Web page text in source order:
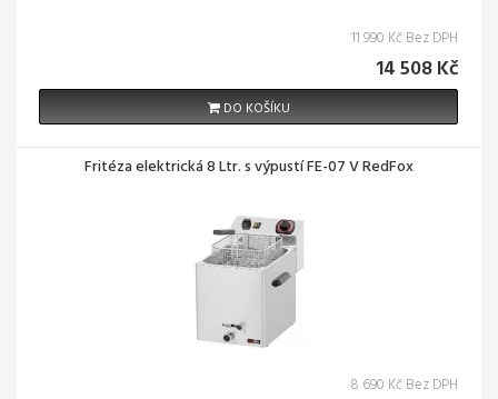
11 990 Kč Bez DPH
14 508 Kč
DO KOŠÍKU
Fritéza elektrická 8 Ltr. s výpustí FE-07 V RedFox
8 690 Kč Bez DPH